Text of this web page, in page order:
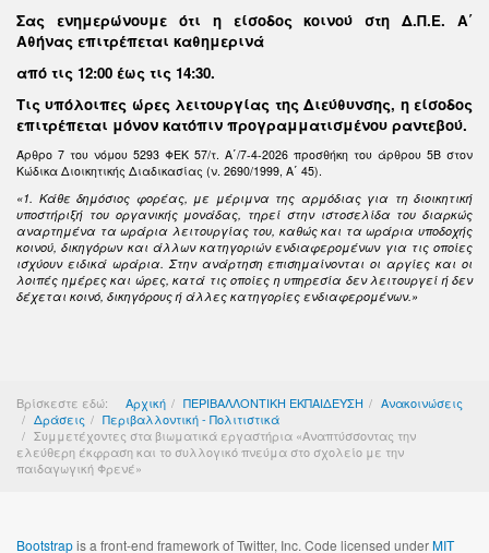
Σας ενημερώνουμε ότι η είσοδος κοινού στη Δ.Π.Ε. Α΄
Αθήνας επιτρέπεται καθημερινά
από τις 12:00 έως τις 14:30.
Τις υπόλοιπες ώρες λειτουργίας της Διεύθυνσης, η είσοδος
επιτρέπεται μόνον κατόπιν προγραμματισμένου ραντεβού.
Άρθρο 7 του νόμου 5293 ΦΕΚ 57/τ. Α΄/7-4-2026 προσθήκη του άρθρου 5Β στον
Κώδικα Διοικητικής Διαδικασίας (ν. 2690/1999, Α΄ 45).
«1. Κάθε δημόσιος φορέας, με μέριμνα της αρμόδιας για τη διοικητική
υποστήριξή του οργανικής μονάδας, τηρεί στην ιστοσελίδα του διαρκώς
αναρτημένα τα ωράρια λειτουργίας του, καθώς και τα ωράρια υποδοχής
κοινού, δικηγόρων και άλλων κατηγοριών ενδιαφερομένων για τις οποίες
ισχύουν ειδικά ωράρια. Στην ανάρτηση επισημαίνονται οι αργίες και οι
λοιπές ημέρες και ώρες, κατά τις οποίες η υπηρεσία δεν λειτουργεί ή δεν
δέχεται κοινό, δικηγόρους ή άλλες κατηγορίες ενδιαφερομένων.»
Βρίσκεστε εδώ: Αρχική ΠΕΡΙΒΑΛΛΟΝΤΙΚΗ ΕΚΠΑΙΔΕΥΣΗ
Ανακοινώσεις
Δράσεις
Περιβαλλοντική - Πολιτιστικά
Συμμετέχοντες στα βιωματικά εργαστήρια «Αναπτύσσοντας την
ελεύθερη έκφραση και το συλλογικό πνεύμα στο σχολείο με την
παιδαγωγική Φρενέ»
Bootstrapis a front-end framework of Twitter, Inc. Code licensed underMIT